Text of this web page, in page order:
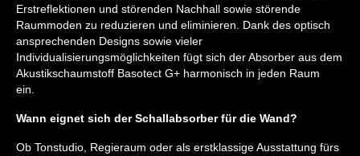
Erstreflektionen und störenden Nachhall sowie störende
Raummoden zu reduzieren und eliminieren. Dank des optisch
ansprechenden Designs sowie vieler
Individualisierungsmöglichkeiten fügt sich der Absorber aus dem
Akustikschaumstoff Basotect G+ harmonisch in jeden Raum
ein.
Wann eignet sich der Schallabsorber für die Wand?
Ob Tonstudio, Regieraum oder als erstklassige Ausstattung fürs